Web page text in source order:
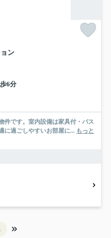
ン
6分
件です。室内設備は家具付・バス
に過ごしやすいお部屋に... もっと